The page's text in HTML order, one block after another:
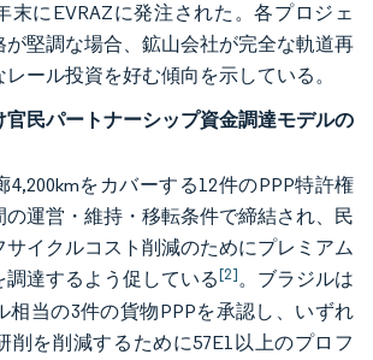
末にEVRAZに発注された。各プロジェ
が堅調な場合、鉱山会社が完全な軌道再
ール投資を好む傾向を示している。
民パートナーシップ資金調達モデルの
4,200kmをカバーする12件のPPP特許権
の運営・維持・移転条件で締結され、民
サイクルコスト削減のためにプレミアム
達するよう促している[2]。ブラジルは
相当の3件の貨物PPPを承認し、いずれ
削を削減するために57E1以上のプロフ